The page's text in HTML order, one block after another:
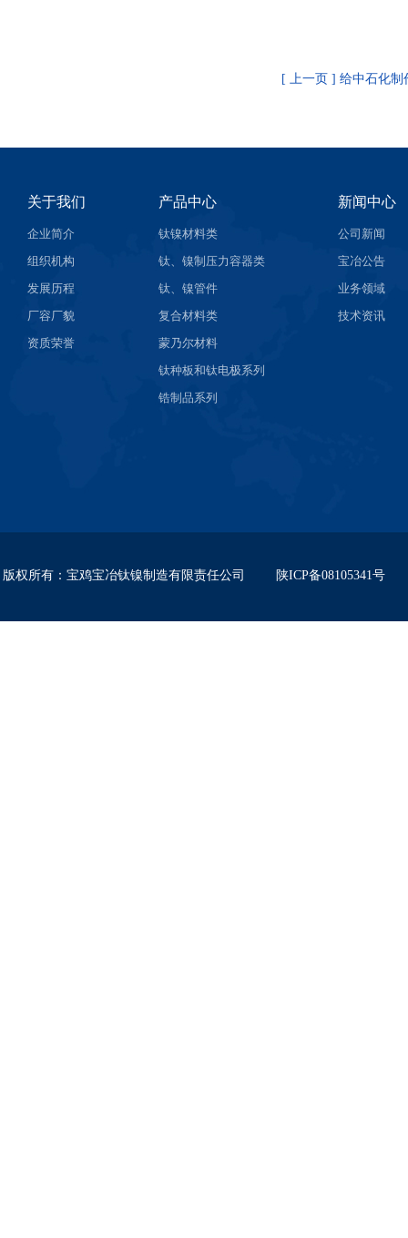
[ 上一页 ] 给中石化制
关于我们
企业简介
组织机构
发展历程
厂容厂貌
资质荣誉
产品中心
钛镍材料类
钛、镍制压力容器类
钛、镍管件
复合材料类
蒙乃尔材料
钛种板和钛电极系列
锆制品系列
新闻中心
公司新闻
宝冶公告
业务领域
技术资讯
版权所有： 宝鸡宝冶钛镍制造有限责任公司 陕ICP备08105341号